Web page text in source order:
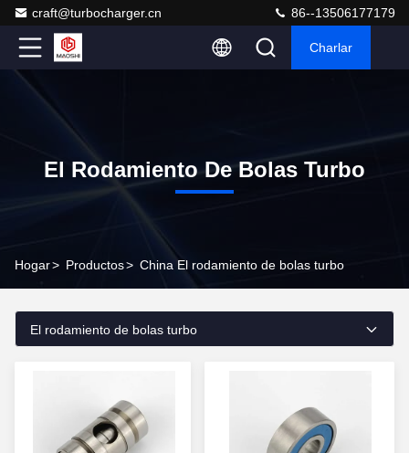
craft@turbocharger.cn 86--13506177179
Charlar
El Rodamiento De Bolas Turbo
Hogar> Productos> China El rodamiento de bolas turbo
El rodamiento de bolas turbo